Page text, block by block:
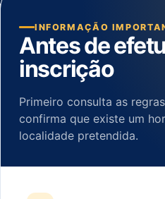
INFORMAÇÃO
Antes de
inscrição
Primeiro consulta as
confirma que existe um
localidade pretendida.